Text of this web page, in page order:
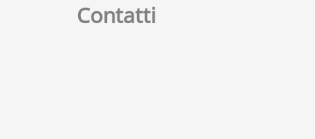
Contatti